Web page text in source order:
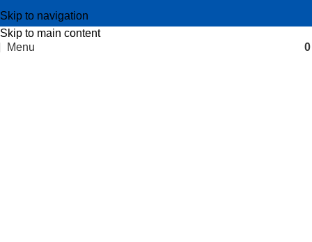
Skip to navigation
Skip to main content
Menu